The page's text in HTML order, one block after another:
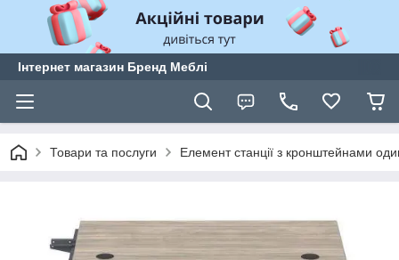
Інтернет магазин Бренд Меблі
Товари та послуги Елемент станції з кронштейнами